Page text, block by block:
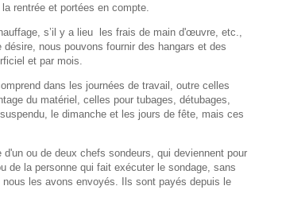
rentrée et portées en compte.
s’il y a lieu
les frais de main d'œuvre, etc.,
nous pouvons fournir des hangars et des
et par mois.
dans les journées de travail, outre celles
du matériel, celles pour tubages, détubages,
le dimanche et les jours de fête, mais ces
ou de deux chefs sondeurs, qui deviennent pour
de la personne qui fait exécuter le sondage, sans
les avons envoyés. Ils sont payés depuis le